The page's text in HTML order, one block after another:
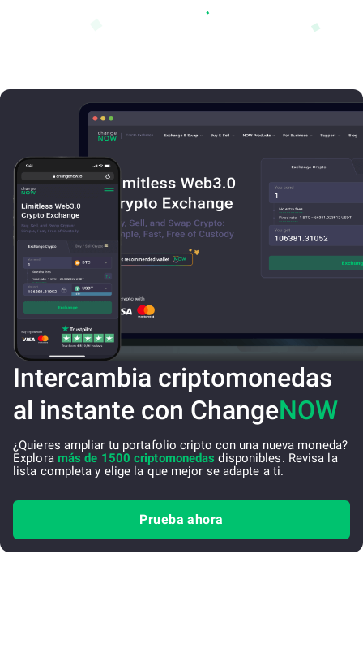
Intercambia criptomonedas
al instante con ChangeNOW
¿Quieres ampliar tu portafolio cripto con una nueva moneda?
Explora más de 1500 criptomonedas disponibles. Revisa la
lista completa y elige la que mejor se adapte a ti.
Prueba ahora